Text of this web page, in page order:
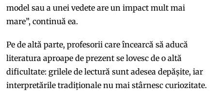
model sau a unei vedete are un impact mult mai
mare”, continuă ea.
Pe de altă parte, profesorii care încearcă să aducă
literatura aproape de prezent se lovesc de o altă
dificultate: grilele de lectură sunt adesea depășite, iar
interpretările tradiționale nu mai stârnesc curiozitate.